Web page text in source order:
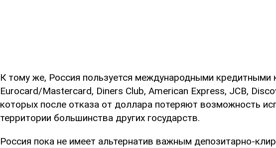
К тому же, Россия пользуется международными кредитными
Eurocard/Mastercard, Diners Club, American Express, JCB,
которых после отказа от доллара потеряют возможность
территории большинства других государств.
Россия пока не имеет альтернатив важным депозитарно-